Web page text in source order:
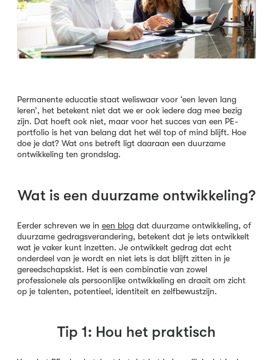
Permanente educatie staat weliswaar voor ‘een leven lang
leren’, het betekent niet dat we er ook iedere dag mee bezig
zijn. Dat hoeft ook niet, maar voor het succes van een PE-
portfolio is het van belang dat het wél top of mind blijft. Hoe
doe je dat? Wat ons betreft ligt daaraan een duurzame
ontwikkeling ten grondslag.
Wat is een duurzame ontwikkeling?
Eerder schreven we in een blog dat duurzame ontwikkeling, of
duurzame gedragsverandering, betekent dat je iets ontwikkelt
wat je vaker kunt inzetten. Je ontwikkelt gedrag dat echt
onderdeel van je wordt en niet iets is dat blijft zitten in je
gereedschapskist. Het is een combinatie van zowel
professionele als persoonlijke ontwikkeling en draait om zicht
op je talenten, potentieel, identiteit en zelfbewustzijn.
Tip 1: Hou het praktisch